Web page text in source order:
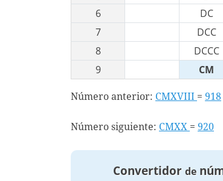
6
DC
7
DCC
8
DCCC
9
CM
Número anterior: CMXVIII = 918
Número siguiente: CMXX = 920
Convertidor de